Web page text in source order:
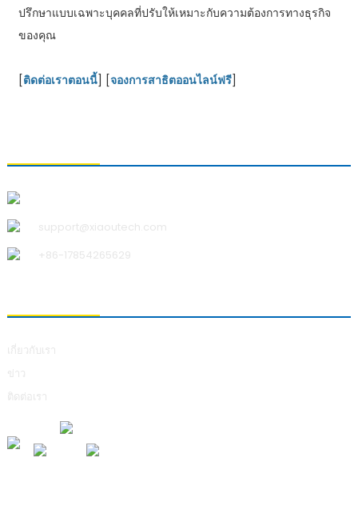
ปรึกษาแบบเฉพาะบุคคลที่ปรับให้เหมาะกับความต้องการทางธุรกิจ
ของคุณ
[ติดต่อเราตอนนี้] [จองการสาธิตออนไลน์ฟรี]
support@xiaoutech.com
+86-17854265629
เกี่ยวกับเรา
ข่าว
ติดต่อเรา